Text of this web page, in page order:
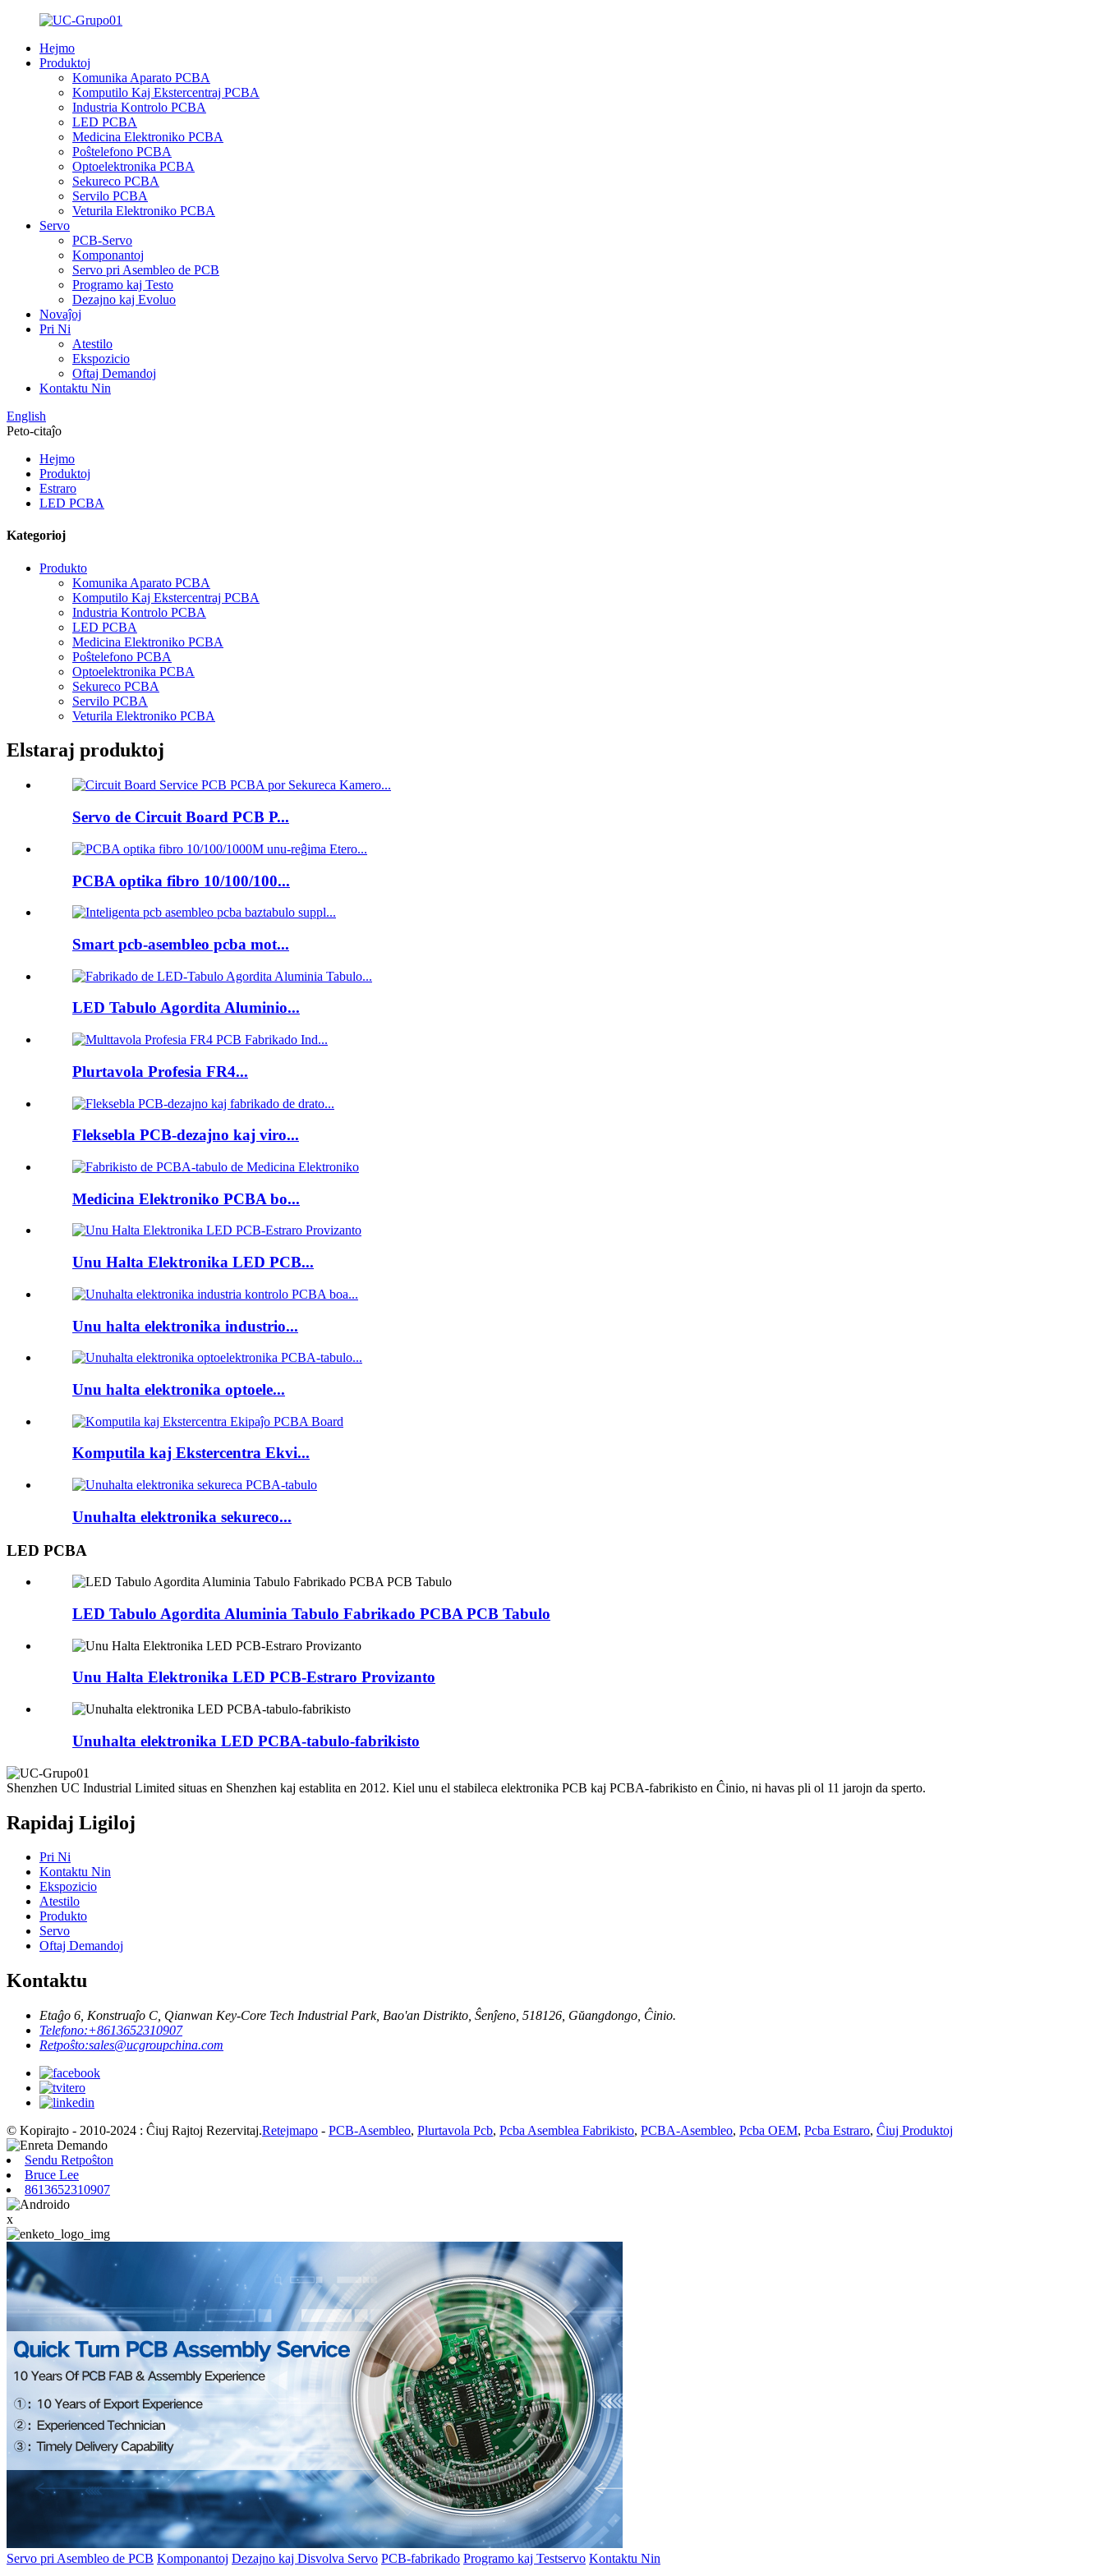
Hejmo
Produktoj
Komunika Aparato PCBA
Komputilo Kaj Ekstercentraj PCBA
Industria Kontrolo PCBA
LED PCBA
Medicina Elektroniko PCBA
Poŝtelefono PCBA
Optoelektronika PCBA
Sekureco PCBA
Servilo PCBA
Veturila Elektroniko PCBA
Servo
PCB-Servo
Komponantoj
Servo pri Asembleo de PCB
Programo kaj Testo
Dezajno kaj Evoluo
Novaĵoj
Pri Ni
Atestilo
Ekspozicio
Oftaj Demandoj
Kontaktu Nin
English
Peto-citaĵo
Hejmo
Produktoj
Estraro
LED PCBA
Kategorioj
Produkto
Komunika Aparato PCBA
Komputilo Kaj Ekstercentraj PCBA
Industria Kontrolo PCBA
LED PCBA
Medicina Elektroniko PCBA
Poŝtelefono PCBA
Optoelektronika PCBA
Sekureco PCBA
Servilo PCBA
Veturila Elektroniko PCBA
Elstaraj produktoj
Servo de Circuit Board PCB P...
PCBA optika fibro 10/100/100...
Smart pcb-asembleo pcba mot...
LED Tabulo Agordita Aluminio...
Plurtavola Profesia FR4...
Fleksebla PCB-dezajno kaj viro...
Medicina Elektroniko PCBA bo...
Unu Halta Elektronika LED PCB...
Unu halta elektronika industrio...
Unu halta elektronika optoele...
Komputila kaj Ekstercentra Ekvi...
Unuhalta elektronika sekureco...
LED PCBA
LED Tabulo Agordita Aluminia Tabulo Fabrikado PCBA PCB Tabulo
Unu Halta Elektronika LED PCB-Estraro Provizanto
Unuhalta elektronika LED PCBA-tabulo-fabrikisto
Shenzhen UC Industrial Limited situas en Shenzhen kaj establita en 2012. Kiel unu el stabileca elektronika PCB kaj PCBA-fabrikisto en Ĉinio, ni havas pli ol 11 jarojn da sperto.
Rapidaj Ligiloj
Pri Ni
Kontaktu Nin
Ekspozicio
Atestilo
Produkto
Servo
Oftaj Demandoj
Kontaktu
Etaĝo 6, Konstruaĵo C, Qianwan Key-Core Tech Industrial Park, Bao'an Distrikto, Ŝenĵeno, 518126, Gŭangdongo, Ĉinio.
Telefono:+8613652310907
Retpoŝto:sales@ucgroupchina.com
© Kopirajto - 2010-2024 : Ĉiuj Rajtoj Rezervitaj.Retejmapo - PCB-Asembleo, Plurtavola Pcb, Pcba Asemblea Fabrikisto, PCBA-Asembleo, Pcba OEM, Pcba Estraro, Ĉiuj Produktoj
Sendu Retpoŝton
Bruce Lee
8613652310907
x
Servo pri Asembleo de PCB Komponantoj Dezajno kaj Disvolva Servo PCB-fabrikado Programo kaj Testservo Kontaktu Nin